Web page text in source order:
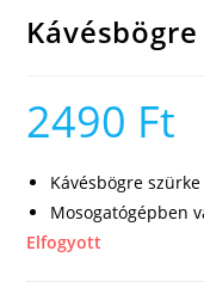
2490 Ft
Kávésbögre szürke
Mosogatógépben
Elfogyott